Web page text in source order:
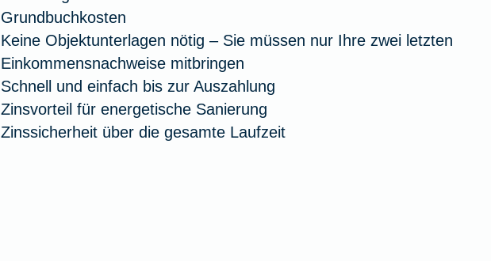
Grundbuchkosten
Keine Objektunterlagen nötig – Sie müssen nur Ihre zwei letzten
Einkommensnachweise mitbringen
Schnell und einfach bis zur Auszahlung
Zinsvorteil für energetische Sanierung
Zinssicherheit über die gesamte Laufzeit